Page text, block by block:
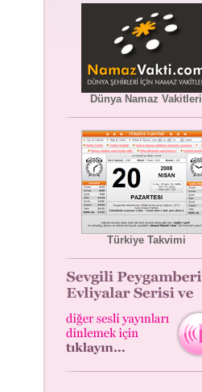
Dünya Namaz Vakitleri
Türkiye Takvimi